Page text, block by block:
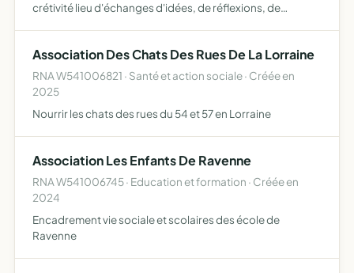
crétivité lieu d'échanges d'idées, de réflexions, de
Association Des Chats Des Rues De La Lorraine
RNA W541006821 · Santé et action sociale · Créée en
2025
Nourrir les chats des rues du 54 et 57 en Lorraine
Association Les Enfants De Ravenne
RNA W541006745 · Education et formation · Créée en
2024
Encadrement vie sociale et scolaires des école de
Ravenne